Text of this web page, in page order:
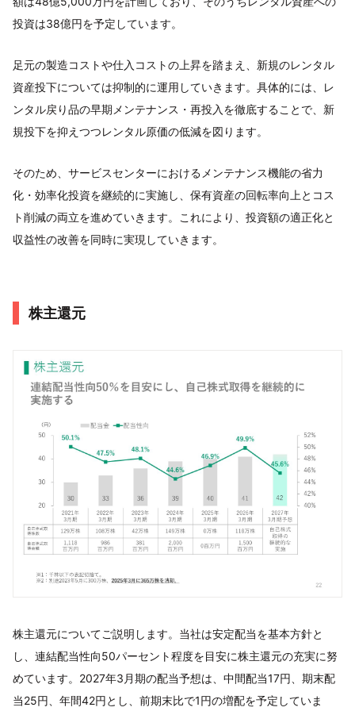
投資は38億円を予定しています。
足元の製造コストや仕入コストの上昇を踏まえ、新規のレンタル
資産投下については抑制的に運用していきます。具体的には、レ
ンタル戻り品の早期メンテナンス・再投入を徹底することで、新
規投下を抑えつつレンタル原価の低減を図ります。
そのため、サービスセンターにおけるメンテナンス機能の省力
化・効率化投資を継続的に実施し、保有資産の回転率向上とコス
ト削減の両立を進めていきます。これにより、投資額の適正化と
収益性の改善を同時に実現していきます。
株主還元
株主還元についてご説明します。当社は安定配当を基本方針と
し、連結配当性向50パーセント程度を目安に株主還元の充実に努
めています。2027年3月期の配当予想は、中間配当17円、期末配
当25円、年間42円とし、前期末比で1円の増配を予定していま